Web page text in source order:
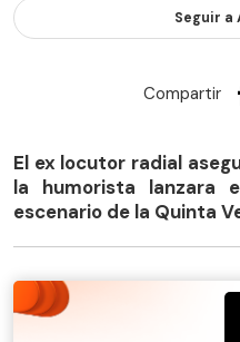
Seguir a
Compartir
El ex locutor radial
la humorista lanzara
escenario de la Quinta